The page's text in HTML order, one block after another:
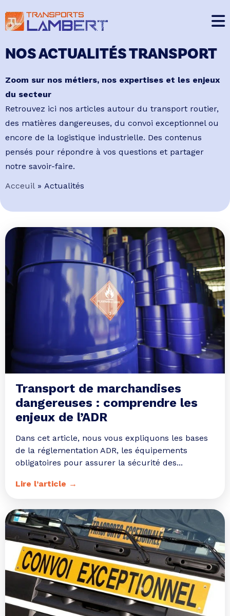
NOS ACTUALITÉS TRANSPORT
Zoom sur nos métiers, nos expertises et les enjeux
du secteur
Retrouvez ici nos articles autour du transport routier,
des matières dangereuses, du convoi exceptionnel ou
encore de la logistique industrielle. Des contenus
pensés pour répondre à vos questions et partager
notre savoir-faire.
Acceuil » Actualités
Transport de marchandises
dangereuses : comprendre les
enjeux de l’ADR
Dans cet article, nous vous expliquons les bases
de la réglementation ADR, les équipements
obligatoires pour assurer la sécurité des...
Lire l’article →